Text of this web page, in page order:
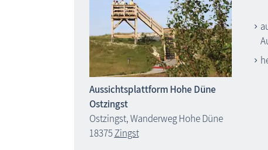
Aussichtsplattform Hohe Düne
Ostzingst
Ostzingst, Wanderweg Hohe Düne
18375Zingst